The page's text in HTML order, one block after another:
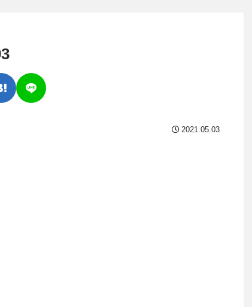
2021.05.03